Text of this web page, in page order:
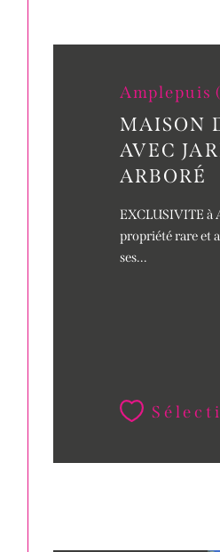
MAISON
AVEC
ARBORÉ
EXCLUSIVITE à
propriété rare et
ses...